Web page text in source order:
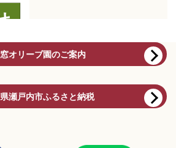
オリーブ園のご案内
瀬戸内市ふるさと納税